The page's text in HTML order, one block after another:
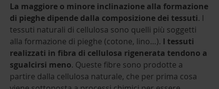
La maggiore o minore inclinazione alla formazione
di pieghe dipende dalla composizione dei tessuti. I
tessuti naturali di cellulosa sono quelli più soggetti
alla formazione di pieghe (cotone, lino…). I tessuti
realizzati in fibra di cellulosa rigenerata tendono a
sgualcirsi meno. Queste fibre sono prodotte a
partire dalla cellulosa naturale, che per prima cosa